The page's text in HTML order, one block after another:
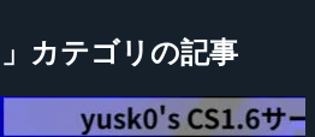
」カテゴリの記事